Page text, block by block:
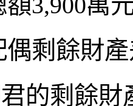
偶剩餘財
的剩餘財